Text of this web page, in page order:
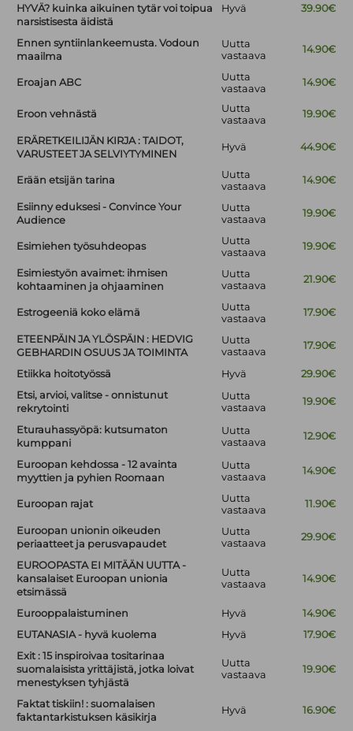
HYVÄ? kuinka aikuinen tytär voi toipua
narsistisesta äidistä
Hyvä 39.90€
Ennen syntiinlankeemusta. Vodoun
maailma
Uutta
vastaava
14.90€
Eroajan ABC
Uutta
vastaava
14.90€
Eroon vehnästä
Uutta
vastaava
19.90€
ERÄRETKEILIJÄN KIRJA : TAIDOT,
VARUSTEET JA SELVIYTYMINEN
Hyvä 44.90€
Erään etsijän tarina
Uutta
vastaava
14.90€
Esiinny eduksesi - Convince Your
Audience
Uutta
vastaava
19.90€
Esimiehen työsuhdeopas
Uutta
vastaava
19.90€
Esimiestyön avaimet: ihmisen
kohtaaminen ja ohjaaminen
Uutta
vastaava
21.90€
Estrogeeniä koko elämä
Uutta
vastaava
17.90€
ETEENPÄIN JA YLÖSPÄIN : HEDVIG
GEBHARDIN OSUUS JA TOIMINTA
Uutta
vastaava
17.90€
Etiikka hoitotyössä Hyvä
29.90€
Etsi, arvioi, valitse - onnistunut
rekrytointi
Uutta
vastaava
19.90€
Eturauhassyöpä: kutsumaton
kumppani
Uutta
vastaava
12.90€
Euroopan kehdossa - 12 avainta
myyttien ja pyhien Roomaan
Uutta
vastaava
14.90€
Euroopan rajat
Uutta
vastaava
11.90€
Euroopan unionin oikeuden
periaatteet ja perusvapaudet
Uutta
vastaava
29.90€
EUROOPASTA EI MITÄÄN UUTTA -
kansalaiset Euroopan unionia
etsimässä
Uutta
vastaava
14.90€
Eurooppalaistuminen Hyvä
14.90€
EUTANASIA - hyvä kuolema
Hyvä
17.90€
Exit : 15 inspiroivaa tositarinaa
suomalaisista yrittäjistä, jotka loivat
menestyksen tyhjästä
Uutta
vastaava
19.90€
Faktat tiskiin! : suomalaisen
faktantarkistuksen käsikirja
Hyvä 16.90€